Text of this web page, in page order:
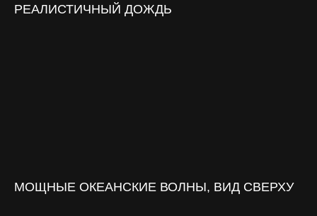
РЕАЛИСТИЧНЫЙ ДОЖДЬ
МОЩНЫЕ ОКЕАНСКИЕ ВОЛНЫ, ВИД СВЕРХУ